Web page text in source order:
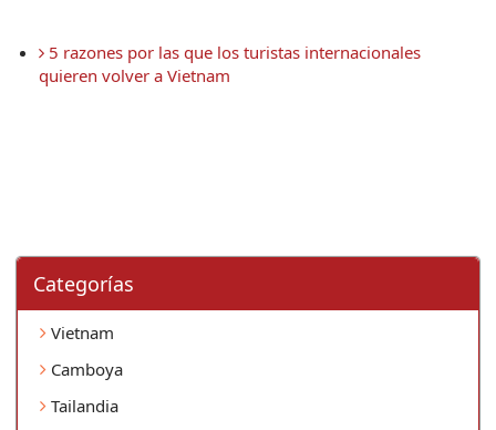
5 razones por las que los turistas internacionales
quieren volver a Vietnam
Categorí­as
Vietnam
Camboya
Tailandia